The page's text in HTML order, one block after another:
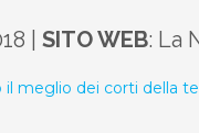
| SITO WEB: La
il meglio dei corti della